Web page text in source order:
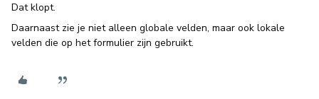
Dat klopt.
Daarnaast zie je niet alleen globale velden, maar ook lokale
velden die op het formulier zijn gebruikt.